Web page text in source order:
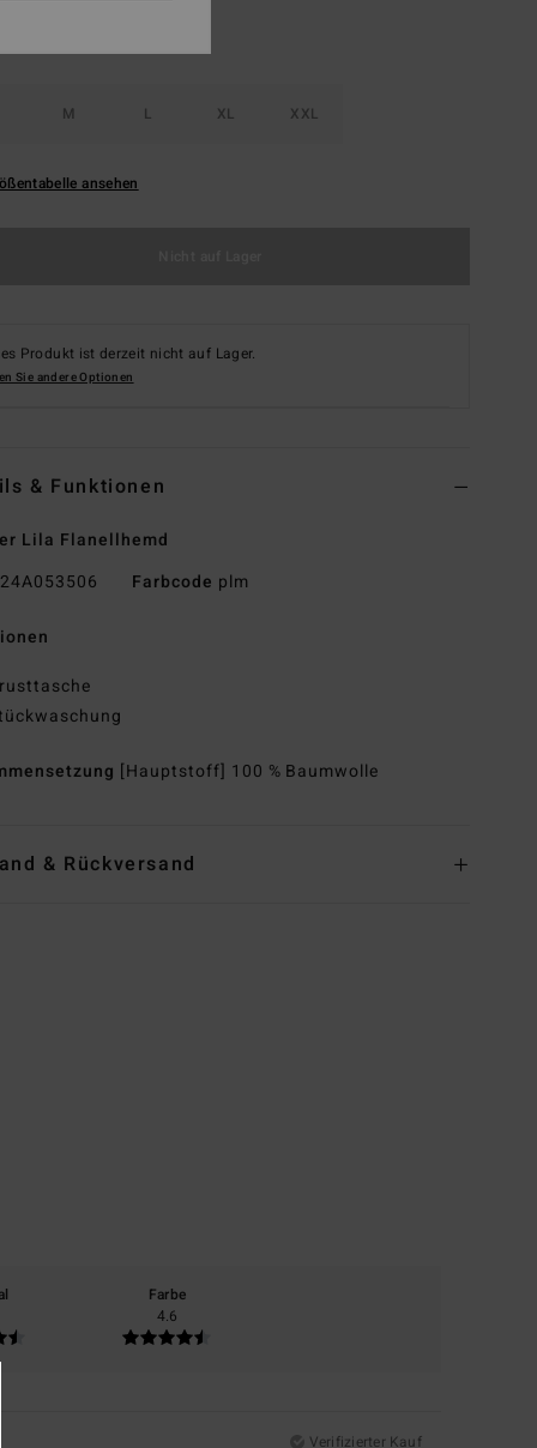
M L XL XXL
ansehen
Produkt ist derzeit nicht auf Lager.
Sie andere Optionen
& Funktionen
Lila Flanellhemd
24A053506 Farbcode plm
[Hauptstoff] 100 % Baumwolle
& Rückversand
Farbe
4.6
Verifizierter Kauf